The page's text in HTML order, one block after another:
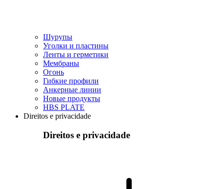
Шурупы
Уголки и пластины
Ленты и герметики
Мембраны
Огонь
Гибкие профили
Анкерные линии
Hовые продукты
HBS PLATE
Direitos e privacidade
Direitos e privacidade